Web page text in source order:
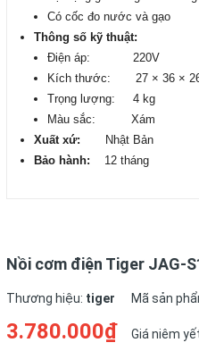
Có cốc đo nước và gạo
Thông số kỹ thuật:
Điện áp: 220V
Kích thước: 27 × 36 ×
Trọng lượng: 4 kg
Màu sắc: Xám
Xuất xứ:
Nhật Bản
Bảo hành:
12 tháng
Nồi cơm điện Tiger JAG-
Thương hiệu: tiger Mã sản
3.780.000₫ Giá niêm